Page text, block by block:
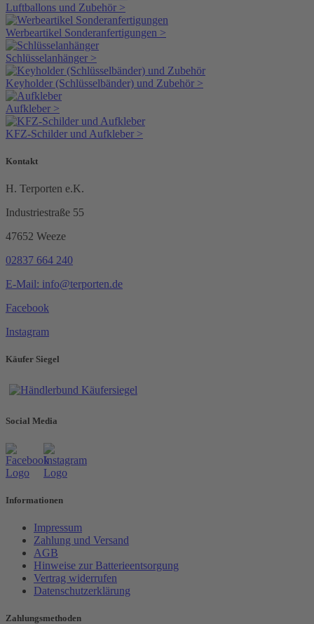
Luftballons und Zubehör >
Werbeartikel Sonderanfertigungen >
Schlüsselanhänger >
Keyholder (Schlüsselbänder) und Zubehör >
Aufkleber >
KFZ-Schilder und Aufkleber >
Kontakt
H. Terporten e.K.
Industriestraße 55
47652 Weeze
02837 664 240
E-Mail: info@terporten.de
Facebook
Instagram
Käufer Siegel
Social Media
Informationen
Impressum
Zahlung und Versand
AGB
Hinweise zur Batterieentsorgung
Vertrag widerrufen
Datenschutzerklärung
Zahlungsmethoden